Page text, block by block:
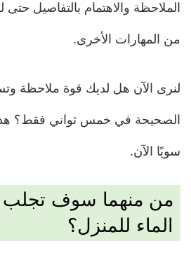
الملاحظة والاهتمام بالتفاصيل
من المهارات الأخرى.
لنرى الآن هل لديك قوة ملاحظة
الصحيحة في خمس ثواني فقط؟
سويًا الآن.
من منهما سوف تجلب
الماء للمنزل؟